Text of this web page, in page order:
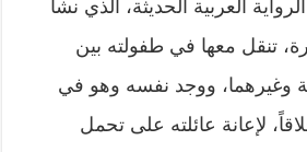
العربية الحديثة، الذي نشأ
تنقل معها في طفولته بين
وغيرهما، ووجد نفسه وهو في
لإعانة عائلته على تحمل